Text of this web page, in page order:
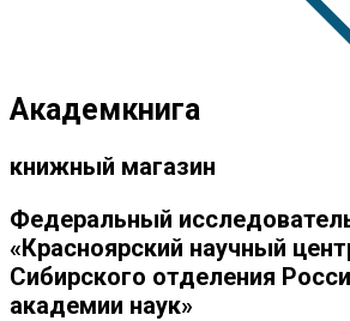
Академкнига
книжный магазин
Федеральный
«Красноярский научный
Сибирского отделения
академии наук»